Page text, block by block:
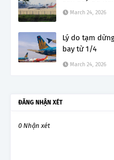
March 24, 2026
Lý do tạm
bay từ 1/4
March 24, 2026
ĐĂNG NHẬN XÉT
0 Nhận xét